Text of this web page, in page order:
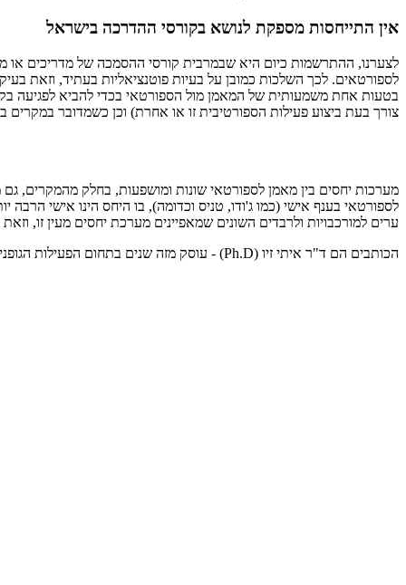
אין התייחסות מספקת לנושא בקורסי ההדרכה בישראל
לצערנו, ההתרשמות כיום היא שבמרבית קורסי ההסמכה של מדריכים או
לספורטאים. לכך השלכות כמובן על בעיות פוטנציאליות בעתיד, וזאת
בטעות אחת משמעותית של המאמן מול הספורטאי בכדי להביא לפגיעה
צורך בעת ביצוע פעילות הספורטיבית זו או אחרת) וכן כשמדובר במקרים
מערכות יחסים בין מאמן לספורטאי שונות ומושפעות, בחלק מהמקרים,
לספורטאי בענף אישי (כמו ג'ודו, טניס וכדומה), בו היחס הינו אישי הרבה
ערים למורכבויות ולרבדים השונים שמאפיינים מערכת יחסים מעין
הכותבים הם ד"ר איתי זיו (Ph.D) - עוסק מזה שנים בתחום הפעילות הגופנית, הספורט וחדרי הכושר, ודגנית גלסמן - פסיכולוגית חינוכית מומחית ופסיכולוגית ספורט. אל האתר של איתי: